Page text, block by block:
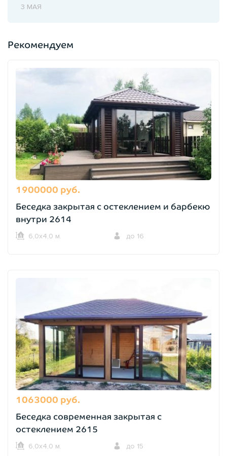
3 МАЯ
Рекомендуем
1900000 руб.
Беседка закрытая с остеклением и барбекю
внутри 2614
6,0х4,0 м. до 16
1063000 руб.
Беседка современная закрытая с
остеклением 2615
6,0х4,0 м. до 15